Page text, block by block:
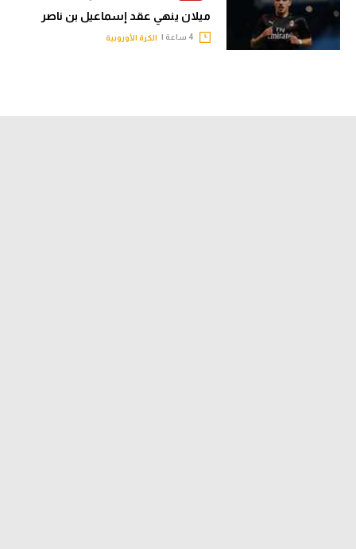
ميلان ينهي عقد إسماعيل بن ناصر
الكرة الأوروبية